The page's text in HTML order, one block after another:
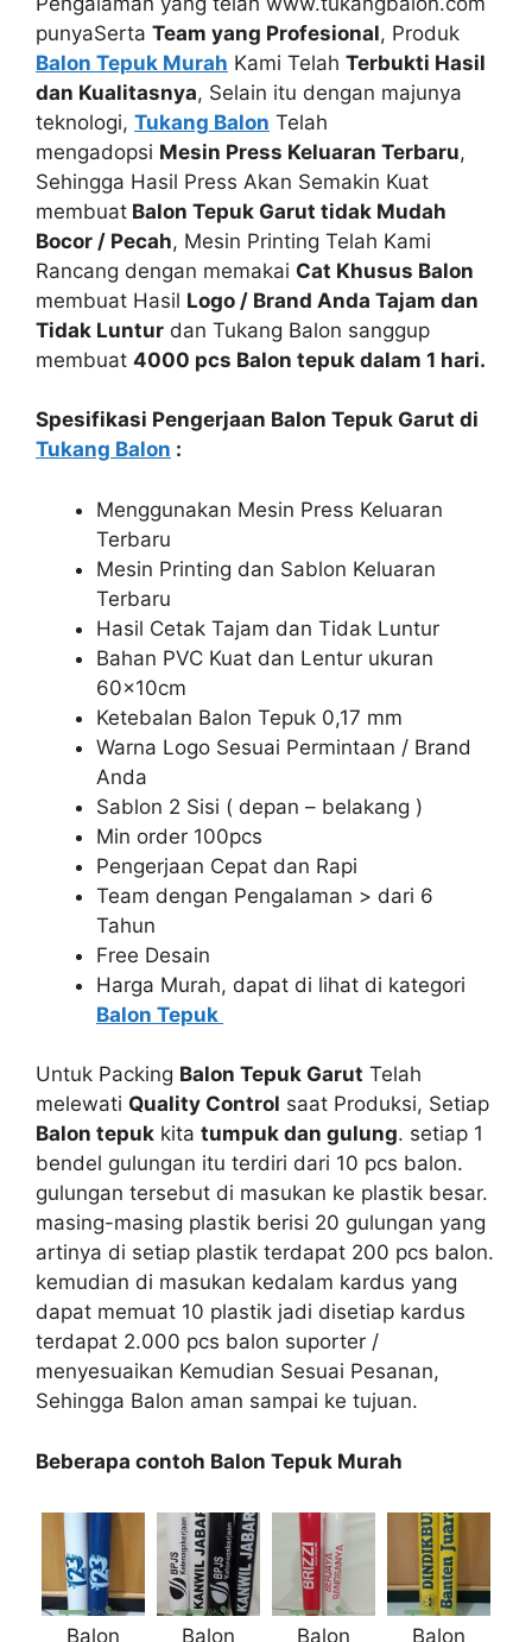
punyaSerta Team yang Profesional, Produk
Balon Tepuk Murah Kami Telah Terbukti Hasil
dan Kualitasnya, Selain itu dengan majunya
teknologi, Tukang Balon Telah
mengadopsi Mesin Press Keluaran Terbaru,
Sehingga Hasil Press Akan Semakin Kuat
membuat Balon Tepuk Garut tidak Mudah
Bocor / Pecah, Mesin Printing Telah Kami
Rancang dengan memakai Cat Khusus Balon
membuat Hasil Logo / Brand Anda Tajam dan
Tidak Luntur dan Tukang Balon sanggup
membuat 4000 pcs Balon tepuk dalam 1 hari.
Spesifikasi Pengerjaan Balon Tepuk Garut di
Tukang Balon :
Menggunakan Mesin Press Keluaran
Terbaru
Mesin Printing dan Sablon Keluaran
Terbaru
Hasil Cetak Tajam dan Tidak Luntur
Bahan PVC Kuat dan Lentur ukuran
60x10cm
Ketebalan Balon Tepuk 0,17 mm
Warna Logo Sesuai Permintaan / Brand
Anda
Sablon 2 Sisi ( depan – belakang )
Min order 100pcs
Pengerjaan Cepat dan Rapi
Team dengan Pengalaman > dari 6
Tahun
Free Desain
Harga Murah, dapat di lihat di kategori
Balon Tepuk
Untuk Packing Balon Tepuk Garut Telah
melewati Quality Control saat Produksi, Setiap
Balon tepuk kita tumpuk dan gulung. setiap 1
bendel gulungan itu terdiri dari 10 pcs balon.
gulungan tersebut di masukan ke plastik besar.
masing-masing plastik berisi 20 gulungan yang
artinya di setiap plastik terdapat 200 pcs balon.
kemudian di masukan kedalam kardus yang
dapat memuat 10 plastik jadi disetiap kardus
terdapat 2.000 pcs balon suporter /
menyesuaikan Kemudian Sesuai Pesanan,
Sehingga Balon aman sampai ke tujuan.
Beberapa contoh Balon Tepuk Murah
Balon Balon Balon Balon